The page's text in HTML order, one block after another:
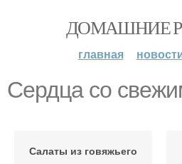
ДОМАШНИЕ
главная
Сердца со
Салаты из говяжьего